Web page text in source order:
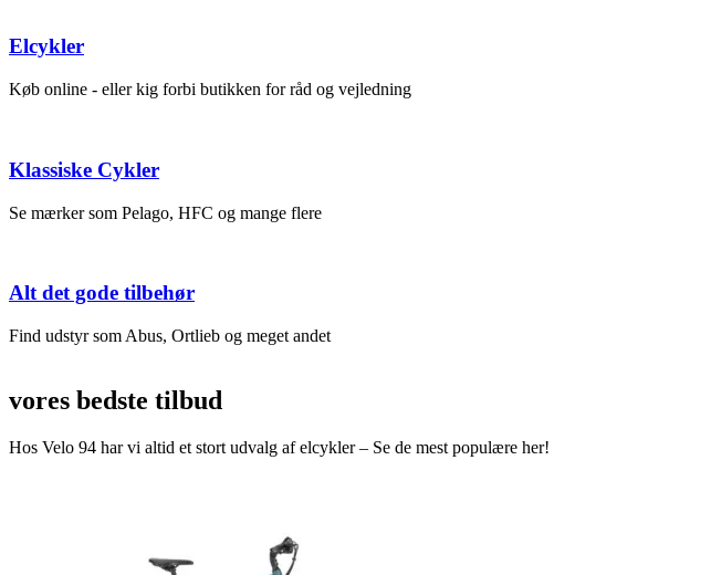
Elcykler
Køb online - eller kig forbi butikken for råd og vejledning
Klassiske Cykler
Se mærker som Pelago, HFC og mange flere
Alt det gode tilbehør
Find udstyr som Abus, Ortlieb og meget andet
vores bedste tilbud
Hos Velo 94 har vi altid et stort udvalg af elcykler – Se de mest populære her!